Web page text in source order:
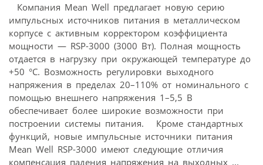
Компания Mean Well предлагает новую серию
импульсных источников питания в металлическом
корпусе с активным корректором коэффициента
мощности — RSP-3000 (3000 Вт). Полная мощность
отдается в нагрузку при окружающей температуре до
+50 °С. Возможность регулировки выходного
напряжения в пределах 20–110% от номинального с
помощью внешнего напряжения 1–5,5 В
обеспечивает более широкие возможности при
построении системы питания. Кроме стандартных
функций, новые импульсные источники питания
Mean Well RSP-3000 имеют следующие отличия
компенсация падения напряжения на выходных ...